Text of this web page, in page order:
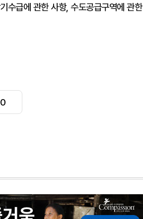
수급에 관한 사항, 수도공급구역에 관한
0